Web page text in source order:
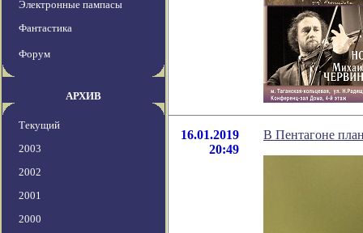
Электронные пампасы
Фантастика
Форум
АРХИВ
Текущий
2003
2002
2001
2000
16.01.2019
20:49
В Пентагоне